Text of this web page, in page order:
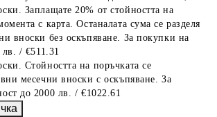
Заплащате 20% от стойността на
с карта. Останалата сума се разделя
вноски без оскъпяване. За покупки на
/ €511.31
Стойността на поръчката се
месечни вноски с оскъпяване. За
до 2000 лв. / €1022.61